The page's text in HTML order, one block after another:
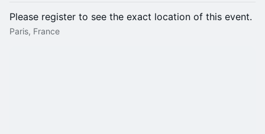
Please register to see the exact location of this event.
Paris, France